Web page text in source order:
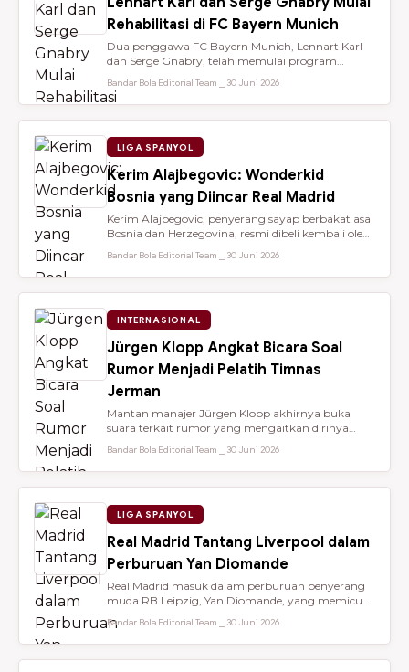
Rehabilitasi di FC Bayern Munich
Dua penggawa FC Bayern Munich, Lennart Karl
dan Serge Gnabry, telah memulai program
Bandar Bola Editorial Team ⎯ 30 Juni 2026
LIGA SPANYOL
Kerim Alajbegovic: Wonderkid
Bosnia yang Diincar Real Madrid
Kerim Alajbegovic, penyerang sayap berbakat asal
Bosnia dan Herzegovina, resmi dibeli kembali oleh
Bandar Bola Editorial Team ⎯ 30 Juni 2026
INTERNASIONAL
Jürgen Klopp Angkat Bicara Soal
Rumor Menjadi Pelatih Timnas
Jerman
Mantan manajer Jürgen Klopp akhirnya buka
suara terkait rumor yang mengaitkan dirinya
Bandar Bola Editorial Team ⎯ 30 Juni 2026
LIGA SPANYOL
Real Madrid Tantang Liverpool dalam
Perburuan Yan Diomande
Real Madrid masuk dalam perburuan penyerang
muda RB Leipzig, Yan Diomande, yang memicu
Bandar Bola Editorial Team ⎯ 30 Juni 2026